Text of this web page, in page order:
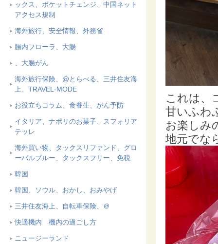
ックス、ポケットチェンジ、中国ネット
アクセス規制
海外旅行、安全情報、外務省
腸内フローラ、大腸
、大腸がん
海外旅行保険、@とらべる、三井住友海
上、TRAVEL-MODE
お役立ちコラム、食養生、がん予防
イタリア、ナポリのお菓子、スフォリア
テッレ
海外買い物、タックスリファンド、グロ
ーバルブルー、タックスフリー、免税
韓国
韓国、ソウル、おかし、おみやげ
三井住友海上、自転車保険、＠
快適機内 機内の過ごし方
ニュージーランド
これは、
甘いふわ
お楽しみ
地元でな